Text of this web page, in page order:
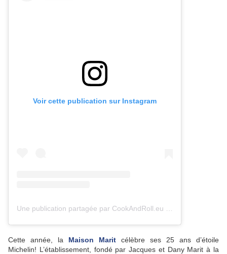
Voir cette publication sur Instagram
Cette année, la Maison Marit célèbre ses 25 ans d’étoile
Michelin! L’établissement, fondé par Jacques et Dany Marit à la